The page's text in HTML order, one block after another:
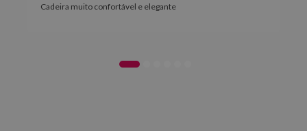
Cadeira muito confortável e elegante